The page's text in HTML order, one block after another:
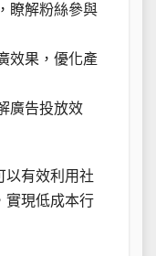
瞭解粉絲參與
效果，優化產
廣告投放效
以有效利用社
實現低成本行